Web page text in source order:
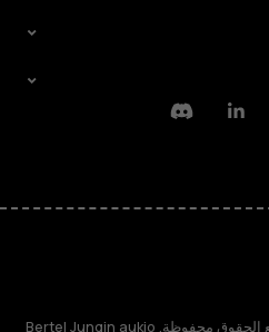
Linkedin
Discord
TM و © 2026 HMD Global. جميع الحقوق محفوظة. Bertel Jungin aukio